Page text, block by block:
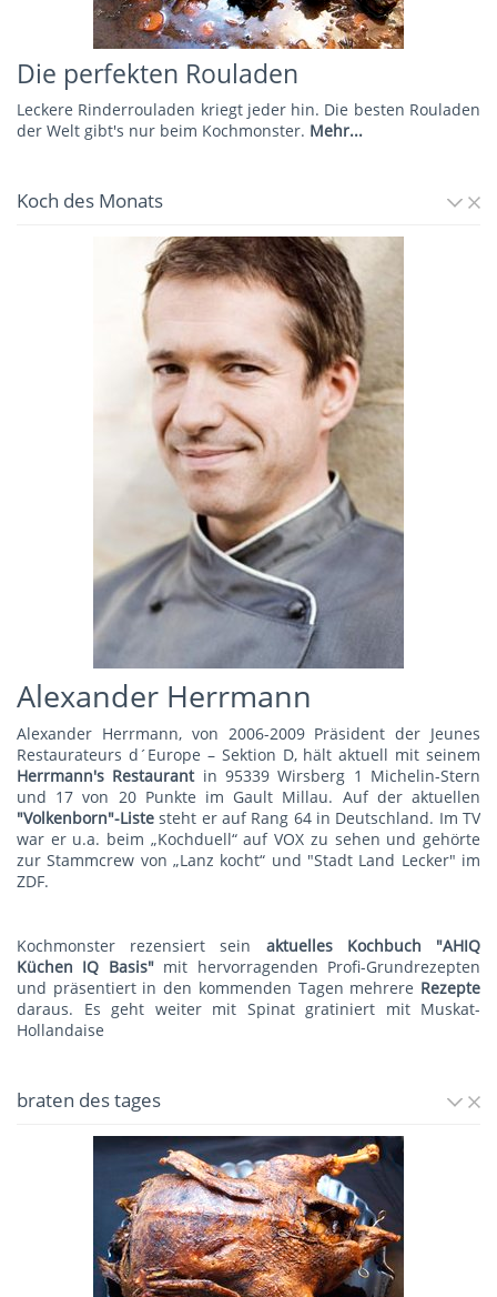
Die perfekten Rouladen
Leckere Rinderrouladen kriegt jeder hin. Die besten Rouladen
der Welt gibt's nur beim Kochmonster. Mehr...
Koch des Monats
Alexander Herrmann
Alexander Herrmann, von 2006-2009 Präsident der Jeunes
Restaurateurs d´Europe – Sektion D, hält aktuell mit seinem
Herrmann's Restaurant in 95339 Wirsberg 1 Michelin-Stern
und 17 von 20 Punkte im Gault Millau. Auf der aktuellen
"Volkenborn"-Liste steht er auf Rang 64 in Deutschland. Im TV
war er u.a. beim „Kochduell“ auf VOX zu sehen und gehörte
zur Stammcrew von „Lanz kocht“ und "Stadt Land Lecker" im
ZDF.
Kochmonster rezensiert sein aktuelles Kochbuch "AHIQ
Küchen IQ Basis" mit hervorragenden Profi-Grundrezepten
und präsentiert in den kommenden Tagen mehrere Rezepte
daraus. Es geht weiter mit Spinat gratiniert mit Muskat-
Hollandaise
braten des tages